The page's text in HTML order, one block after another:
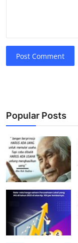
Post Comment
Popular Posts